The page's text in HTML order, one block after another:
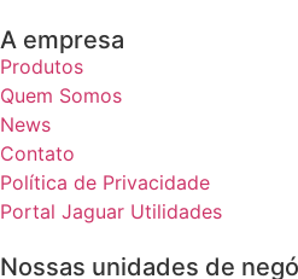
A empresa
Produtos
Quem Somos
News
Contato
Política de Privacidade
Portal Jaguar Utilidades
Nossas unidades de